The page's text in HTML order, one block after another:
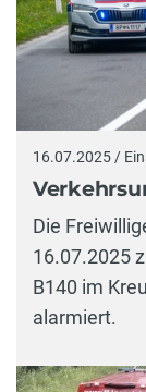
16.07.2025 /
Die
16.07.2025
B140 im
alarmiert.